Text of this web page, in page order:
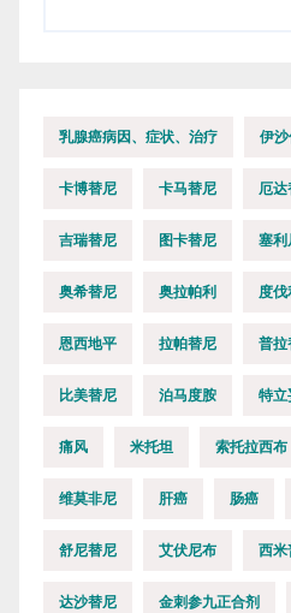
乳腺癌病因、症状、治疗 伊
卡博替尼 卡马替尼 厄达
吉瑞替尼 图卡替尼 塞利
奥希替尼 奥拉帕利 度
恩西地平 拉帕替尼 普拉
比美替尼 泊马度胺 特立
痛风 米托坦 索托拉西布
维莫非尼 肝癌 肠癌
舒尼替尼 艾伏尼布 西米
达沙替尼 金刺参九正合剂